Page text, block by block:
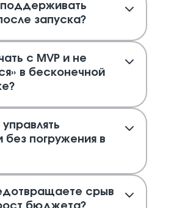
поддерживать
запуска?
с MVP и не
в бесконечной
без погружения в
срыв